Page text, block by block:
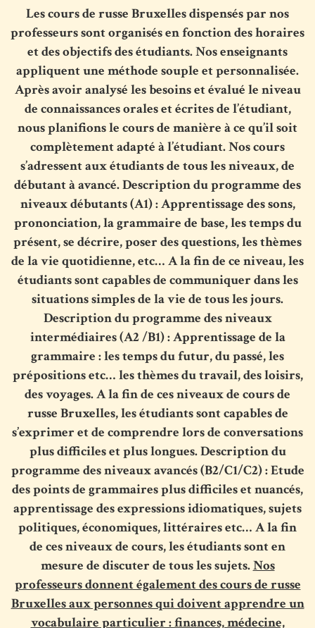
Les cours de russe Bruxelles dispensés par nos
professeurs sont organisés en fonction des horaires
et des objectifs des étudiants. Nos enseignants
appliquent une méthode souple et personnalisée.
Après avoir analysé les besoins et évalué le niveau
de connaissances orales et écrites de l’étudiant,
nous planifions le cours de manière à ce qu’il soit
complètement adapté à l’étudiant. Nos cours
s’adressent aux étudiants de tous les niveaux, de
débutant à avancé. Description du programme des
niveaux débutants (A1) : Apprentissage des sons,
prononciation, la grammaire de base, les temps du
présent, se décrire, poser des questions, les thèmes
de la vie quotidienne, etc… A la fin de ce niveau, les
étudiants sont capables de communiquer dans les
situations simples de la vie de tous les jours.
Description du programme des niveaux
intermédiaires (A2 /B1) : Apprentissage de la
grammaire : les temps du futur, du passé, les
prépositions etc… les thèmes du travail, des loisirs,
des voyages. A la fin de ces niveaux de cours de
russe Bruxelles, les étudiants sont capables de
s’exprimer et de comprendre lors de conversations
plus difficiles et plus longues. Description du
programme des niveaux avancés (B2/C1/C2) : Etude
des points de grammaires plus difficiles et nuancés,
apprentissage des expressions idiomatiques, sujets
politiques, économiques, littéraires etc… A la fin
de ces niveaux de cours, les étudiants sont en
mesure de discuter de tous les sujets.Nos
professeurs donnent également des cours de russe
Bruxelles aux personnes qui doivent apprendre un
vocabulaire particulier : finances, médecine,